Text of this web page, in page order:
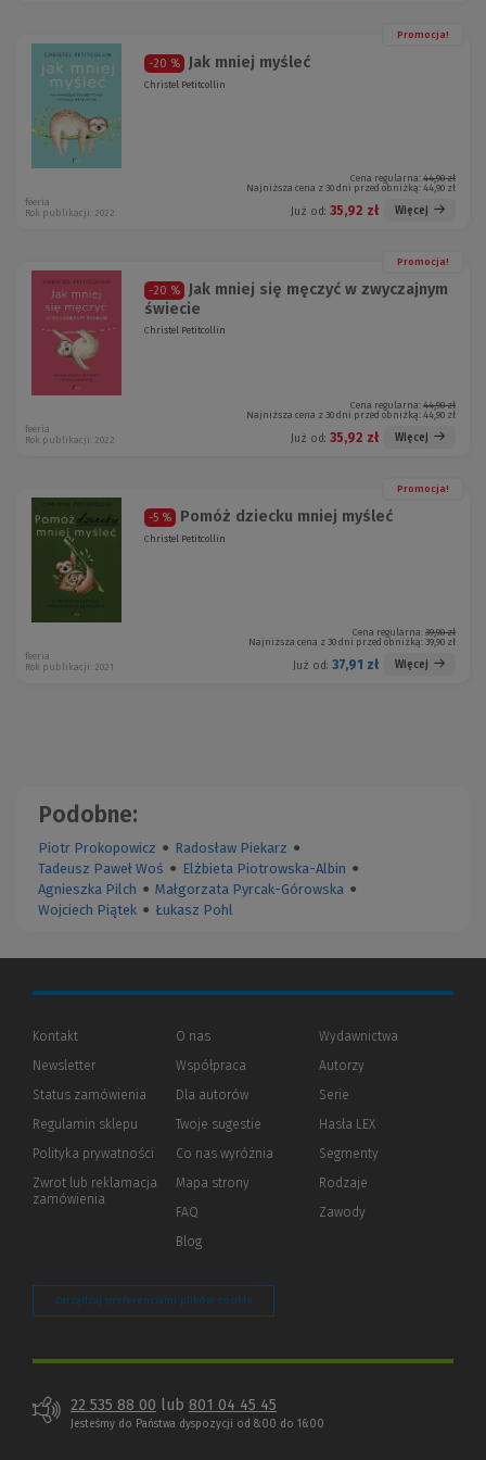
Promocja!
-20 % Jak mniej myśleć
Christel Petitcollin
Cena regularna: 44,90 zł
Najniższa cena z 30 dni przed obniżką: 44,90 zł
Już od: 35,92 zł Więcej
feeria
Rok publikacji: 2022
Promocja!
-20 %
Jak mniej się męczyć w zwyczajnym
świecie
Christel Petitcollin
Cena regularna: 44,90 zł
Najniższa cena z 30 dni przed obniżką: 44,90 zł
Już od: 35,92 zł Więcej
feeria
Rok publikacji: 2022
Promocja!
-5 % Pomóż dziecku mniej myśleć
Christel Petitcollin
Cena regularna: 39,90 zł
Najniższa cena z 30 dni przed obniżką: 39,90 zł
Już od: 37,91 zł Więcej
feeria
Rok publikacji: 2021
Podobne:
Piotr Prokopowicz ● Radosław Piekarz ●
Tadeusz Paweł Woś ● Elżbieta Piotrowska-Albin ●
Agnieszka Pilch ● Małgorzata Pyrcak-Górowska ●
Wojciech Piątek ● Łukasz Pohl
Kontakt
Newsletter
Status zamówienia
Regulamin sklepu
Polityka prywatności (Nowe
(Link
innej
Zwrot lub reklamacja
zamówienia
O nas
Współpraca
Dla autorów(Nowe
(Link
innej
strony)
Twoje sugestie
Co nas wyróżnia
Mapa strony
FAQ
Blog
Wydawnictwa
Autorzy
Serie
Hasła LEX
Segmenty
Rodzaje
Zawody
Zarządzaj preferencjami plików cookie
22 535 88 00 lub 801 04 45 45
Jesteśmy do Państwa dyspozycji od 8:00 do 16:00